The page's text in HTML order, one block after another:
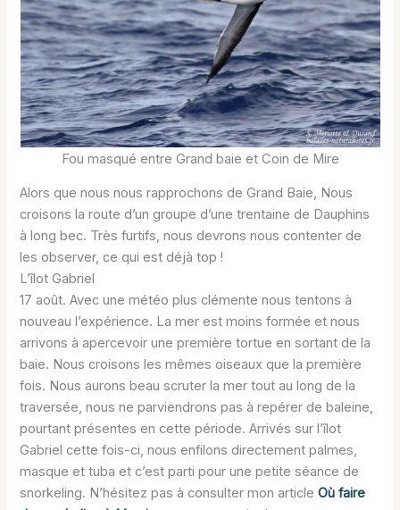
Fou masqué entre Grand baie et Coin de Mire
Alors que nous nous rapprochons de Grand Baie, Nous
croisons la route d’un groupe d’une trentaine de Dauphins
à long bec. Très furtifs, nous devrons nous contenter de
les observer, ce qui est déjà top !
L’îlot Gabriel
17 août. Avec une météo plus clémente nous tentons à
nouveau l’expérience. La mer est moins formée et nous
arrivons à apercevoir une première tortue en sortant de la
baie. Nous croisons les mêmes oiseaux que la première
fois. Nous aurons beau scruter la mer tout au long de la
traversée, nous ne parviendrons pas à repérer de baleine,
pourtant présentes en cette période. Arrivés sur l’îlot
Gabriel cette fois-ci, nous enfilons directement palmes,
masque et tuba et c’est parti pour une petite séance de
snorkeling. N’hésitez pas à consulter mon articleOù faire